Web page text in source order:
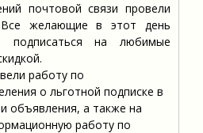
почтовой связи провели
Все желающие в этот день
подписаться на любимые
работу по
о льготной подписке в
объявления, а также на
работу по